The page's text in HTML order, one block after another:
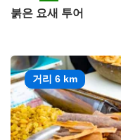
붉은 요새 투어
거리 6 km